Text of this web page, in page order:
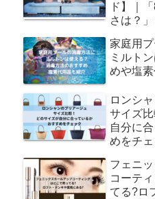
ド】｜
さは？
家庭用
ミルト
めや塩
ロンシ
サイズ
自分に
めをチェ
フェニ
コーテ
てる?ロ